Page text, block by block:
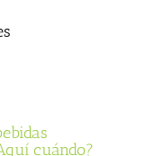
cuándo?